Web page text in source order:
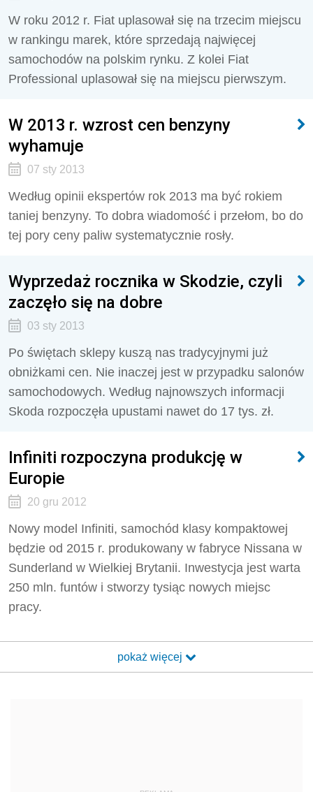
W roku 2012 r. Fiat uplasował się na trzecim miejscu
w rankingu marek, które sprzedają najwięcej
samochodów na polskim rynku. Z kolei Fiat
Professional uplasował się na miejscu pierwszym.
W 2013 r. wzrost cen benzyny
wyhamuje
07 sty 2013
Według opinii ekspertów rok 2013 ma być rokiem
taniej benzyny. To dobra wiadomość i przełom, bo do
tej pory ceny paliw systematycznie rosły.
Wyprzedaż rocznika w Skodzie, czyli
zaczęło się na dobre
03 sty 2013
Po świętach sklepy kuszą nas tradycyjnymi już
obniżkami cen. Nie inaczej jest w przypadku salonów
samochodowych. Według najnowszych informacji
Skoda rozpoczęła upustami nawet do 17 tys. zł.
Infiniti rozpoczyna produkcję w
Europie
20 gru 2012
Nowy model Infiniti, samochód klasy kompaktowej
będzie od 2015 r. produkowany w fabryce Nissana w
Sunderland w Wielkiej Brytanii. Inwestycja jest warta
250 mln. funtów i stworzy tysiąc nowych miejsc
pracy.
pokaż więcej